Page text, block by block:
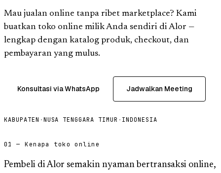
Mau jualan online tanpa ribet marketplace? Kami
buatkan toko online milik Anda sendiri di Alor —
lengkap dengan katalog produk, checkout, dan
pembayaran yang mulus.
Konsultasi via WhatsApp Jadwalkan Meeting
KABUPATEN ·NUSA TENGGARA TIMUR · INDONESIA
01 — Kenapa toko online
Pembeli di Alor semakin nyaman bertransaksi online,